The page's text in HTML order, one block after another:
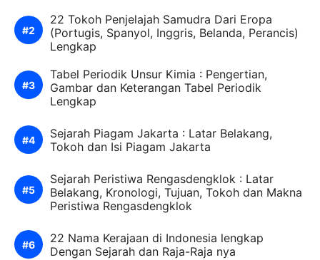
22 Tokoh Penjelajah Samudra Dari Eropa
(Portugis, Spanyol, Inggris, Belanda, Perancis)
Lengkap
Tabel Periodik Unsur Kimia : Pengertian,
Gambar dan Keterangan Tabel Periodik
Lengkap
Sejarah Piagam Jakarta : Latar Belakang,
Tokoh dan Isi Piagam Jakarta
Sejarah Peristiwa Rengasdengklok : Latar
Belakang, Kronologi, Tujuan, Tokoh dan Makna
Peristiwa Rengasdengklok
22 Nama Kerajaan di Indonesia lengkap
Dengan Sejarah dan Raja-Raja nya